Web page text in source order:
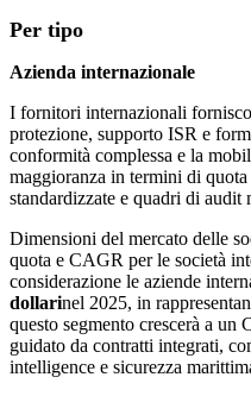
Per tipo
Azienda internazionale
I fornitori internazionali
protezione, supporto ISR e
conformità complessa e la
maggioranza in termini di
standardizzate e quadri di audit
Dimensioni del mercato delle
quota e CAGR per le società
considerazione le aziende
dollarinel 2025, in
questo segmento crescerà a un
guidato da contratti integrati,
intelligence e sicurezza